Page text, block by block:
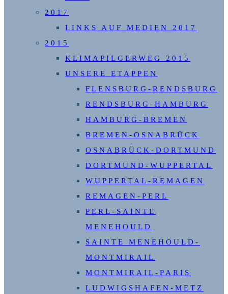
2017
LINKS AUF MEDIEN 2017
2015
KLIMAPILGERWEG 2015
UNSERE ETAPPEN
FLENSBURG-RENDSBURG
RENDSBURG-HAMBURG
HAMBURG-BREMEN
BREMEN-OSNABRÜCK
OSNABRÜCK-DORTMUND
DORTMUND-WUPPERTAL
WUPPERTAL-REMAGEN
REMAGEN-PERL
PERL-SAINTE
MENEHOULD
SAINTE MENEHOULD-
MONTMIRAIL
MONTMIRAIL-PARIS
LUDWIGSHAFEN-METZ